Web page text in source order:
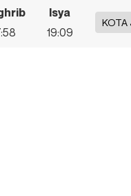
Isya
19:09